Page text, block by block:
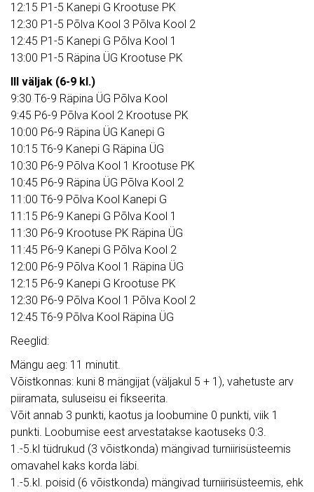
12:15 P1-5 Kanepi G Krootuse PK
12:30 P1-5 Põlva Kool 3 Põlva Kool 2
12:45 P1-5 Kanepi G Põlva Kool 1
13:00 P1-5 Räpina ÜG Krootuse PK
III väljak (6-9 kl.)
9:30 T6-9 Räpina ÜG Põlva Kool
9:45 P6-9 Põlva Kool 2 Krootuse PK
10:00 P6-9 Räpina ÜG Kanepi G
10:15 T6-9 Kanepi G Räpina ÜG
10:30 P6-9 Põlva Kool 1 Krootuse PK
10:45 P6-9 Räpina ÜG Põlva Kool 2
11:00 T6-9 Põlva Kool Kanepi G
11:15 P6-9 Kanepi G Põlva Kool 1
11:30 P6-9 Krootuse PK Räpina ÜG
11:45 P6-9 Kanepi G Põlva Kool 2
12:00 P6-9 Põlva Kool 1 Räpina ÜG
12:15 P6-9 Kanepi G Krootuse PK
12:30 P6-9 Põlva Kool 1 Põlva Kool 2
12:45 T6-9 Põlva Kool Räpina ÜG
Reeglid:
Mängu aeg: 11 minutit.
Võistkonnas: kuni 8 mängijat (väljakul 5 + 1), vahetuste arv
piiramata, suluseisu ei fikseerita.
Võit annab 3 punkti, kaotus ja loobumine 0 punkti, viik 1
punkti. Loobumise eest arvestatakse kaotuseks 0:3.
1.-5.kl tüdrukud (3 võistkonda) mängivad turniirisüsteemis
omavahel kaks korda läbi.
1.-5.kl. poisid (6 võistkonda) mängivad turniirisüsteemis, ehk